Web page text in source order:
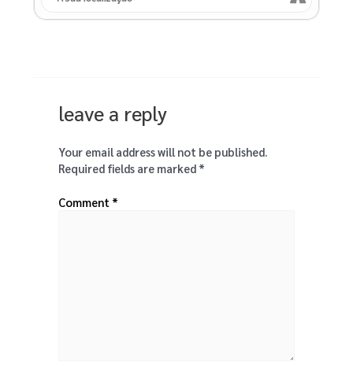
leave a reply
Your email address will not be published.
Required fields are marked *
Comment *